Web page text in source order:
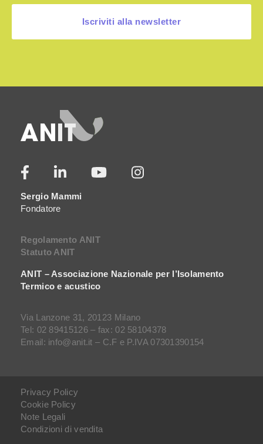
Iscriviti alla newsletter
Sergio Mammi
Fondatore
Regolamento ANIT
Statuto ANIT
ANIT – Associazione Nazionale per l’Isolamento
Termico e acustico
Via Lanzone 31, 20123 Milano
Tel: 02 89415126 – fax: 02 58104378
Email: info@anit.it – C.F e P.IVA 07301390154
Privacy Policy
Cookie Policy
Note Legali
Condizioni di vendita